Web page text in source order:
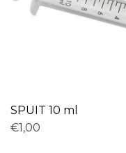
SPUIT 10 ml
€1,00